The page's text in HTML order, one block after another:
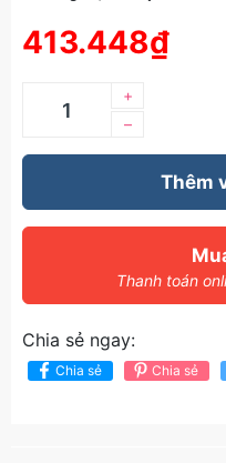
413.448₫
–
+
Thêm
Thanh toán
Chia sẻ ngay:
Chia sẻ Chia sẻ